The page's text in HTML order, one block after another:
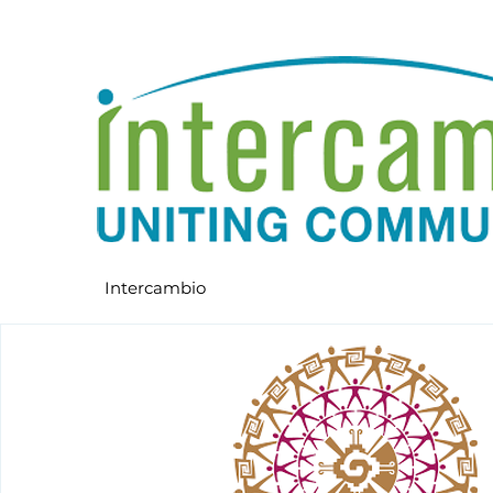
Intercambio